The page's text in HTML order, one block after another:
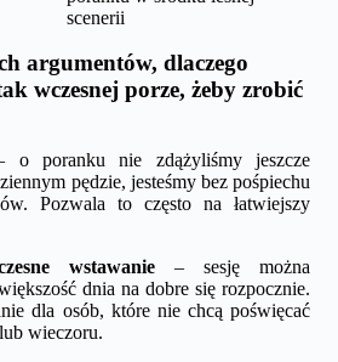
argumentów, dlaczego
wczesnej porze, żeby zrobić
o poranku nie zdążyliśmy jeszcze
pędzie, jesteśmy bez pośpiechu
Pozwala to często na łatwiejszy
wstawanie – sesję można
dnia na dobre się rozpocznie.
dla osób, które nie chcą poświęcać
wieczoru.